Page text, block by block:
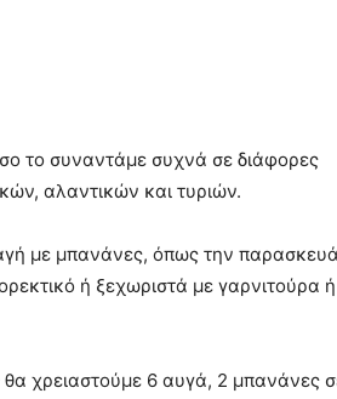
το συναντάμε συχνά σε διάφορες
αλαντικών και τυριών.
με μπανάνες, όπως την
ή ξεχωριστά με γαρνιτούρα
χρειαστούμε 6 αυγά, 2 μπανάνες